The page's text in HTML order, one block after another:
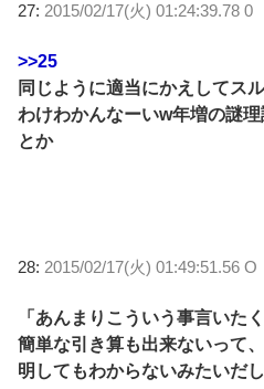
27: 2015/02/17(火) 01:24:39.78 0
>>25
同じように適当にかえしてス
わけわかんなーいw年増の謎
とか
28: 2015/02/17(火) 01:49:51.56 O
「あんまりこういう事言いた
簡単な引き算も出来ないって
明してもわからないみたいだ